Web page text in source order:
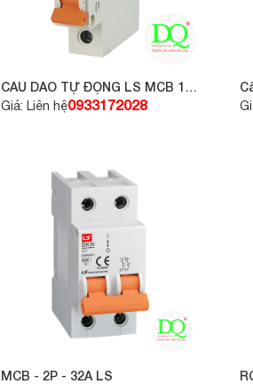
CẦU DAO TỰ ĐỘNG LS MCB 1P
20A 6KA
Giá: Liên hệ0933172028
MCB - 2P - 32A LS